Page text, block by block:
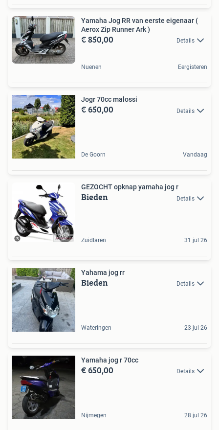
Yamaha Jog RR van eerste eigenaar (
Aerox Zip Runner Ark )
€ 850,00 Details
Nuenen Eergisteren
Jogr 70cc malossi
€ 650,00 Details
De Goorn Vandaag
GEZOCHT opknap yamaha jog r
Bieden Details
Zuidlaren 31 jul 26
Yahama jog rr
Bieden Details
Wateringen 23 jul 26
Yamaha jog r 70cc
€ 650,00 Details
Nijmegen 28 jul 26